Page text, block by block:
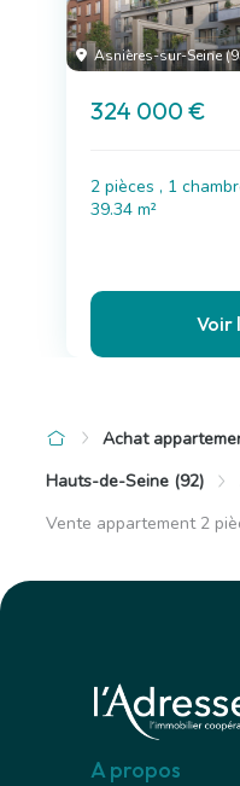
Asnières-sur-Seine
324 000 €
2 pièces , 1
39.34 m²
Voir
Achat
Hauts-de-Seine (92)
Vente appartement 2
A propos